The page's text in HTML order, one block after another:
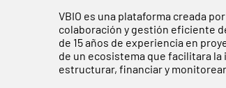
VBIO es una plataforma creada
colaboración y gestión eficiente
de 15 años de experiencia en
de un ecosistema que facilitara la
estructurar, financiar y